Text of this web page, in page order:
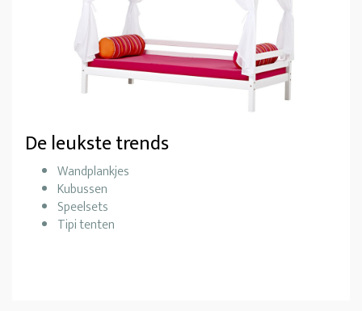
De leukste trends
Wandplankjes
Kubussen
Speelsets
Tipi tenten